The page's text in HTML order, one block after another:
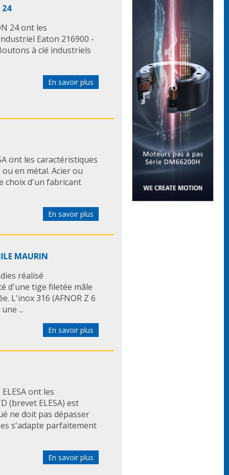
24 ont les
Eaton 216900 -
à clé industriels
En savoir plus
ont les caractéristiques
en métal. Acier ou
choix d'un fabricant
En savoir plus
MAURIN
réalisé
d'une tige filetée mâle
L'inox 316 (AFNOR Z 6
...
En savoir plus
ont les
(brevet ELESA) est
ne doit pas dépasser
s'adapte parfaitement
En savoir plus